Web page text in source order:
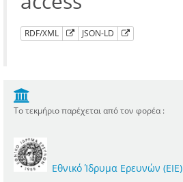
RDF/XML JSON-LD
Το τεκμήριο παρέχεται από τον φορέα :
Εθνικό Ίδρυμα Ερευνών (ΕΙΕ)